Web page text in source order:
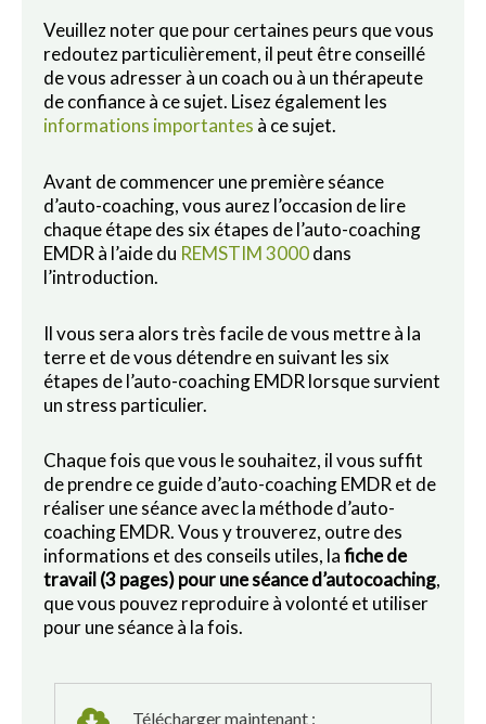
Veuillez noter que pour certaines peurs que vous
redoutez particulièrement, il peut être conseillé
de vous adresser à un coach ou à un thérapeute
de confiance à ce sujet. Lisez également les
informations importantes à ce sujet.
Avant de commencer une première séance
d’auto-coaching, vous aurez l’occasion de lire
chaque étape des six étapes de l’auto-coaching
EMDR à l’aide du REMSTIM 3000dans
l’introduction.
Il vous sera alors très facile de vous mettre à la
terre et de vous détendre en suivant les six
étapes de l’auto-coaching EMDR lorsque survient
un stress particulier.
Chaque fois que vous le souhaitez, il vous suffit
de prendre ce guide d’auto-coaching EMDR et de
réaliser une séance avec la méthode d’auto-
coaching EMDR. Vous y trouverez, outre des
informations et des conseils utiles, lafiche de
travail (3 pages) pour une séance d’autocoaching,
que vous pouvez reproduire à volonté et utiliser
pour une séance à la fois.
Télécharger maintenant :